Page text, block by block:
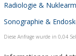
Radiologie &
Sonographie &
Diese Anfrage wurde in 0,04